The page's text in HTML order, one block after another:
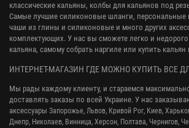
классические кальяны, колбы для кальянов под
Самые лучшие силиконовые шланги, персональные
чаши из глины и силиконовые и много других
комплектующих. У нас вы сможете легко и недорого
кальяна, самому собрать наргиле или купить кальян
ИНТЕРНЕТ-МАГАЗИН ГДЕ МОЖНО КУПИТЬ ВСЕ
Мы рады каждому клиенту, и стараемся
доставлять заказы по всей Украине. У нас
аксессуары Запорожье, Львов, Кривой Рог, Киев,
Днепр, Николаев, Винница, Херсон, Полтава, Чернигов,